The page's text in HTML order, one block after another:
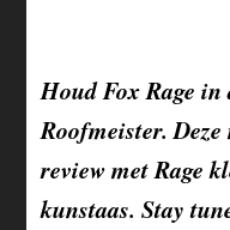
Houd Fox Rage in
Roofmeister.
review met Rage
kunstaas. Stay